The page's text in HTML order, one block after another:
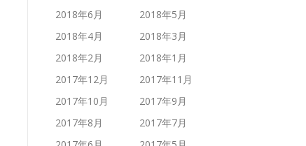
2018年6月
2018年5月
2018年4月
2018年3月
2018年2月
2018年1月
2017年12月
2017年11月
2017年10月
2017年9月
2017年8月
2017年7月